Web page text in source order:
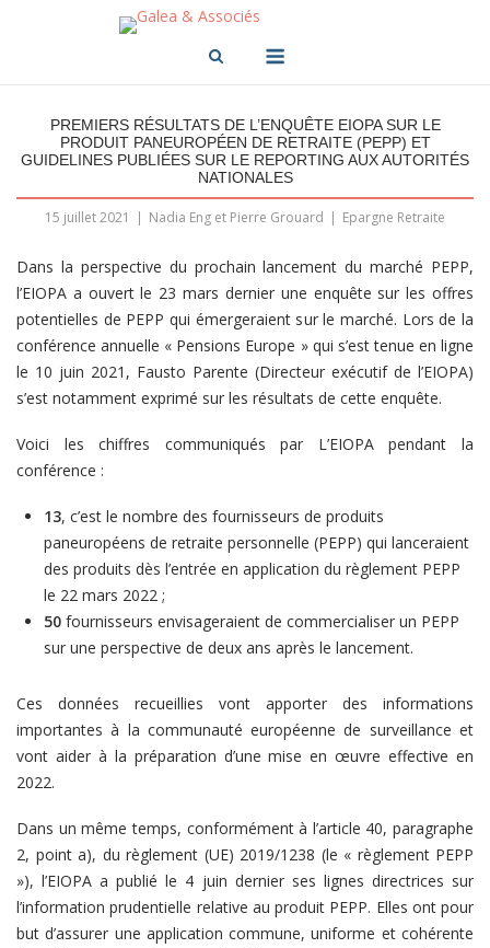
PREMIERS RÉSULTATS DE L’ENQUÊTE EIOPA SUR LE
PRODUIT PANEUROPÉEN DE RETRAITE (PEPP) ET
GUIDELINES PUBLIÉES SUR LE REPORTING AUX AUTORITÉS
NATIONALES
15 juillet 2021 Nadia Eng et Pierre Grouard Epargne Retraite
Dans la perspective du prochain lancement du marché PEPP,
l’EIOPA a ouvert le 23 mars dernier une enquête sur les offres
potentielles de PEPP qui émergeraient sur le marché. Lors de la
conférence annuelle « Pensions Europe » qui s’est tenue en ligne
le 10 juin 2021, Fausto Parente (Directeur exécutif de l’EIOPA)
s’est notamment exprimé sur les résultats de cette enquête.
Voici les chiffres communiqués par L’EIOPA pendant la
conférence :
13, c’est le nombre des fournisseurs de produits
paneuropéens de retraite personnelle (PEPP) qui lanceraient
des produits dès l’entrée en application du règlement PEPP
le 22 mars 2022 ;
50 fournisseurs envisageraient de commercialiser un PEPP
sur une perspective de deux ans après le lancement.
Ces données recueillies vont apporter des informations
importantes à la communauté européenne de surveillance et
vont aider à la préparation d’une mise en œuvre effective en
2022.
Dans un même temps, conformément à l’article 40, paragraphe
2, point a), du règlement (UE) 2019/1238 (le « règlement PEPP
»), l’EIOPA a publié le 4 juin dernier ses lignes directrices sur
l’information prudentielle relative au produit PEPP. Elles ont pour
but d’assurer une application commune, uniforme et cohérente